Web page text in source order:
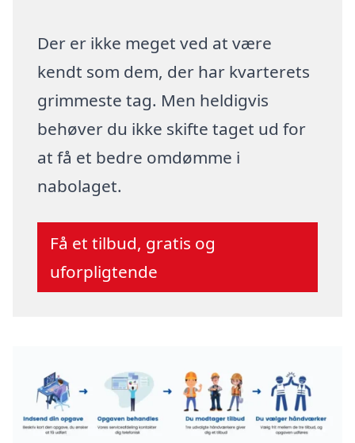
Der er ikke meget ved at være
kendt som dem, der har kvarterets
grimmeste tag. Men heldigvis
behøver du ikke skifte taget ud for
at få et bedre omdømme i
nabolaget.
Få et tilbud, gratis og
uforpligtende